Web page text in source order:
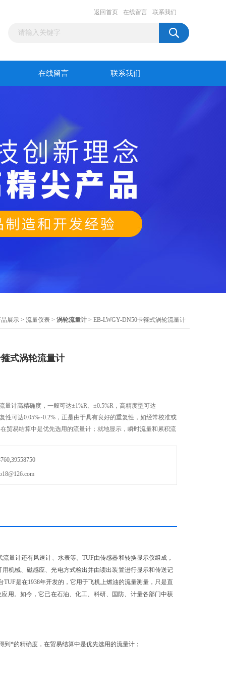
返回首页 在线留言 联系我们
在线留言 联系我们
品展示 > 流量仪表 > 涡轮流量计 > EB-LWGY-DN50卡箍式涡轮流量计
式涡轮流量计
量计高精确度，一般可达±1%R、±0.5%R，高精度型可达
性可达0.05%~0.2%，正是由于具有良好的重复性，如经常校准或
贸易结算中是优先选用的流量计；就地显示，瞬时流量和累积流
量计还有风速计、水表等。TUF由传感器和转换显示仪组成，
机械、磁感应、光电方式检出并由读出装置进行显示和传送记
是在1938年开发的，它用于飞机上燃油的流量测量，只是直
用。如今，它已在石油、化工、科研、国防、计量各部门中获
到*的精确度，在贸易结算中是优先选用的流量计；